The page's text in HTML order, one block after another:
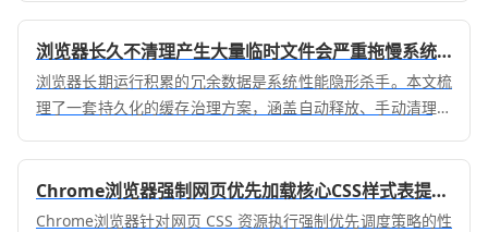
浏览器长久不清理产生大量临时文件会严重拖慢系统响应速度
浏览器长期运行积累的冗余数据是系统性能隐形杀手。本文梳
理了一套持久化的缓存治理方案，涵盖自动释放、手动清理与
Chrome浏览器强制网页优先加载核心CSS样式表提高首屏速度
Chrome浏览器针对网页 CSS 资源执行强制优先调度策略的性